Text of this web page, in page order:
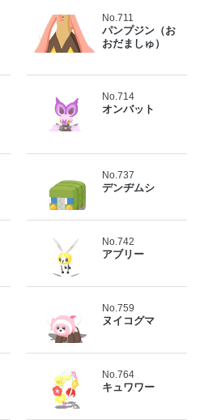
No.711
パンプジン（お
おだましゅ）
No.714
オンバット
No.737
デンヂムシ
No.742
アブリー
No.759
ヌイコグマ
No.764
キュワワー